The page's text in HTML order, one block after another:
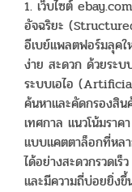
1. เว็บไซต์
อัจฉริยะ
อีเบย์แพลตฟอร์มลุค
ง่าย สะดวก ด้วยระ
ระบบเอไอ
ค้นหาและคัดกรองสิ
เทศกาล แนวโน้มรา
แบบแคตตาล็อกที่หล
ได้อย่างสะดวกรวดเ
และมีความถี่บ่อยยิ่งขึ้